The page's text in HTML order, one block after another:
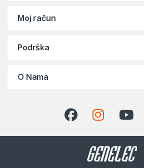
Moj račun
Podrška
O Nama